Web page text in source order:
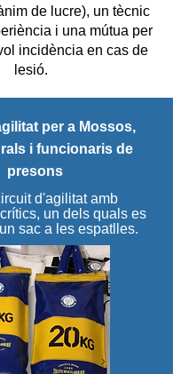
de lucre), un tècnic
i una mútua per
incidència en cas de
lesió.
per a Mossos,
i funcionaris de
presons
d'agilitat amb
un dels quals es
sac a les espatlles.